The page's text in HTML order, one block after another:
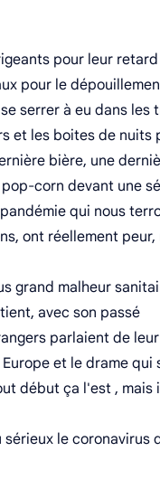
pour leur retard
pour le
serrer à eu dans les
et les boites de nuits
bière, une
corn devant une
qui nous
ont réellement peur,
grand malheur
avec son passé
parlaient de
et le drame qui
début ça l'est , mais
le coronavirus